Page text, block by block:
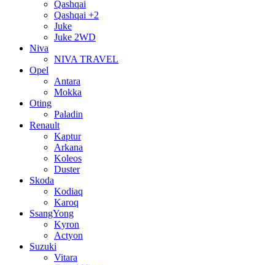
Qashqai
Qashqai +2
Juke
Juke 2WD
Niva
NIVA TRAVEL
Opel
Antara
Mokka
Oting
Paladin
Renault
Kaptur
Arkana
Koleos
Duster
Skoda
Kodiaq
Karoq
SsangYong
Kyron
Actyon
Suzuki
Vitara